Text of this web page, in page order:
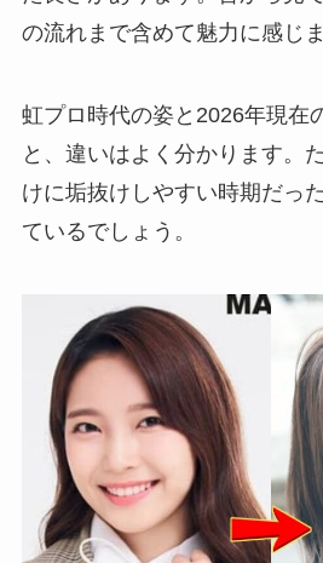
の流れまで含めて魅力に感じま
虹プロ時代の姿と2026年現在
と、違いはよく分かります。
けに垢抜けしやすい時期だっ
ているでしょう。